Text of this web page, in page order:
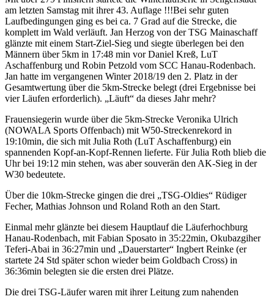
am letzten Samstag mit ihrer 43. Auflage !!!Bei sehr guten
Laufbedingungen ging es bei ca. 7 Grad auf die Strecke, die
komplett im Wald verläuft. Jan Herzog von der TSG Mainaschaff
glänzte mit einem Start-Ziel-Sieg und siegte überlegen bei den
Männern über 5km in 17:48 min vor Daniel Kreß, LuT
Aschaffenburg und Robin Petzold vom SCC Hanau-Rodenbach.
Jan hatte im vergangenen Winter 2018/19 den 2. Platz in der
Gesamtwertung über die 5km-Strecke belegt (drei Ergebnisse bei
vier Läufen erforderlich). „Läuft“ da dieses Jahr mehr?
Frauensiegerin wurde über die 5km-Strecke Veronika Ulrich
(NOWALA Sports Offenbach) mit W50-Streckenrekord in
19:10min, die sich mit Julia Roth (LuT Aschaffenburg) ein
spannenden Kopf-an-Kopf-Rennen lieferte. Für Julia Roth blieb die
Uhr bei 19:12 min stehen, was aber souverän den AK-Sieg in der
W30 bedeutete.
Über die 10km-Strecke gingen die drei „TSG-Oldies“ Rüdiger
Fecher, Mathias Johnson und Roland Roth an den Start.
Einmal mehr glänzte bei diesem Hauptlauf die Läuferhochburg
Hanau-Rodenbach, mit Fabian Sposato in 35:22min, Okubazgiher
Teferi-Abai in 36:27min und „Dauerstarter“ Ingbert Reinke (er
startete 24 Std später schon wieder beim Goldbach Cross) in
36:36min belegten sie die ersten drei Plätze.
Die drei TSG-Läufer waren mit ihrer Leitung zum nahenden